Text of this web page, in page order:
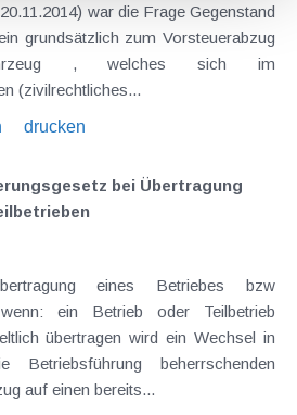
war die Frage Gegenstand
zum Vorsteuerabzug
, welches sich im
Sonderbetriebsvermögen (zivilrechtliches...
drucken
bei Übertragung
eines Betriebes bzw
Teilbetrieb
wird ein Wechsel in
beherrschenden
auf einen bereits...